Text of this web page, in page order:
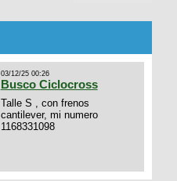
03/12/25 00:26
Busco Ciclocross
Talle S , con frenos
cantilever, mi numero
1168331098